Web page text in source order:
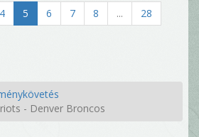
4 5 6 7 8 ...
28
- Denver Broncos